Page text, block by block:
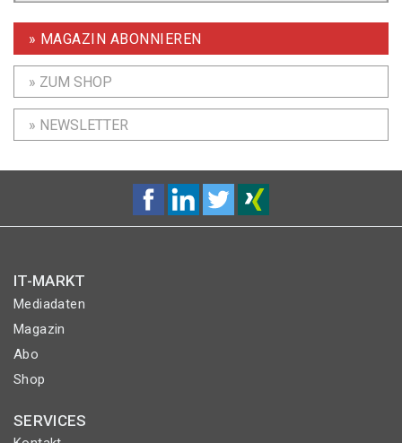
» MAGAZIN ABONNIEREN
» ZUM SHOP
» NEWSLETTER
IT-MARKT
Mediadaten
Magazin
Abo
Shop
SERVICES